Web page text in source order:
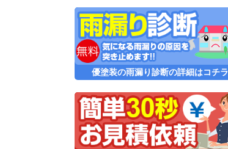
優塗装の雨漏り診断の詳細はコチラ